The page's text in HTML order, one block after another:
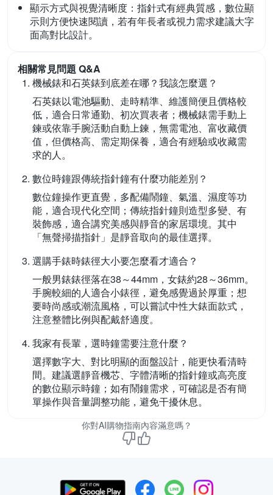
顯示方式與視覺清晰度： 指針式有經典質感，數位顯
示則方便快速閱讀，若有年長者或視力需求建議大字
面高對比設計。
相關常見問題 Q&A
機械錶和石英錶到底差在哪？我該怎麼選？
石英錶以電池驅動、走時精準、維護簡便且價格較
低，適合日常通勤、初次買表者；機械錶需手動上
鍊或依靠手腕活動自動上鍊，無需電池、富收藏價
值，但價格高、需定期保養，適合有經驗或收藏需
求的人。
數位時鐘跟傳統指針鐘有什麼功能差別？
數位鐘操作更直覺，多配備鬧鐘、氣溫、濕度等功
能，適合現代化空間；傳統指針鐘則造型多變、有
裝飾感，適合講究美感與靜音的家居環境。其中
「無聲掃描指針」是靜音取向的最佳選擇。
選購手錶時錶徑大小要怎麼看才適合？
一般男錶錶徑落在38～44mm，女錶約28～36mm。
手腕較細的人適合小錶徑，避免感覺過於厚重；想
要時尚感或潮流風格，可以嘗試中性大錶面款式，
注意整體比例與配戴舒適度。
我家有長輩，選時鐘需要注意什麼？
選擇數字大、對比明顯的面盤設計，能更快看清時
間。建議選靜音機芯、字體清晰的指針鐘或高亮度
的數位顯示時鐘；如有鬧鐘需求，可確認是否有簡
單操作與音量調整功能，避免干擾休息。
你對AI購物指南內容滿意嗎？